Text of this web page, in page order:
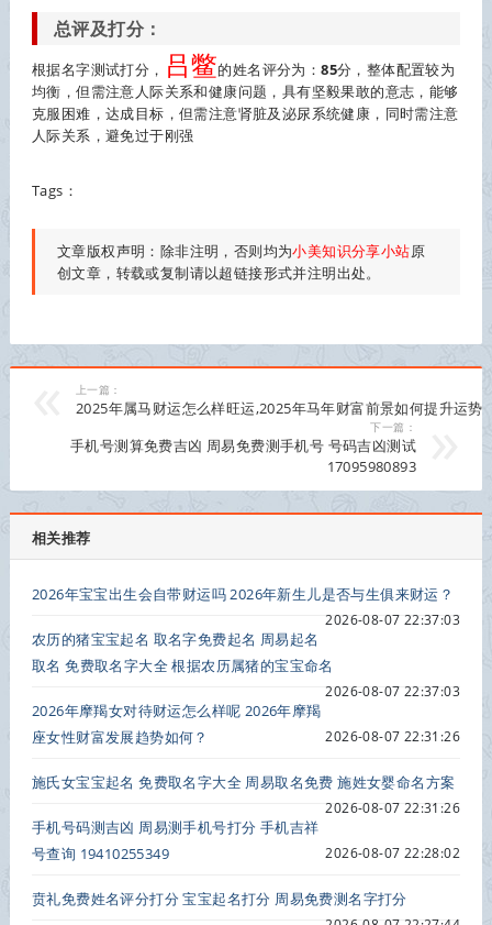
总评及打分：
根据名字测试打分， 吕鳖的姓名评分为：85分，整体配置较为
均衡，但需注意人际关系和健康问题，具有坚毅果敢的意志，能够
克服困难，达成目标，但需注意肾脏及泌尿系统健康，同时需注意
人际关系，避免过于刚强
Tags：
文章版权声明：除非注明，否则均为小美知识分享小站原
创文章，转载或复制请以超链接形式并注明出处。
上一篇：
2025年属马财运怎么样旺运,2025年马年财富前景如何提升运势
下一篇：
手机号测算免费吉凶 周易免费测手机号 号码吉凶测试
17095980893
相关推荐
2026年宝宝出生会自带财运吗 2026年新生儿是否与生俱来财运？
2026-08-07 22:37:03
农历的猪宝宝起名 取名字免费起名 周易起名
取名 免费取名字大全 根据农历属猪的宝宝命名
2026-08-07 22:37:03
2026年摩羯女对待财运怎么样呢 2026年摩羯
座女性财富发展趋势如何？
2026-08-07 22:31:26
施氏女宝宝起名 免费取名字大全 周易取名免费 施姓女婴命名方案
2026-08-07 22:31:26
手机号码测吉凶 周易测手机号打分 手机吉祥
号查询 19410255349
2026-08-07 22:28:02
贲礼免费姓名评分打分 宝宝起名打分 周易免费测名字打分